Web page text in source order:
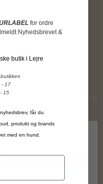
for ordre
Nyhedsbrevet &
butik i Lejre
- 17
15
får du
produkt og brands
med en hund.